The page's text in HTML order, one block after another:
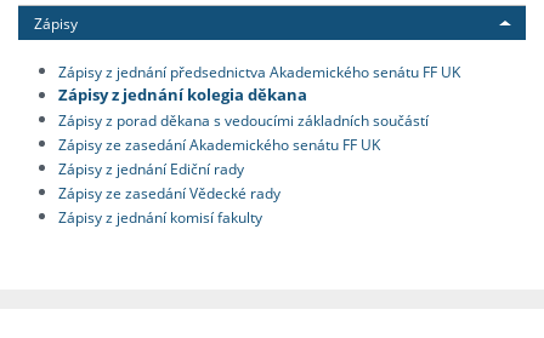
Zápisy
Zápisy z jednání předsednictva Akademického senátu FF UK
Zápisy z jednání kolegia děkana
Zápisy z porad děkana s vedoucími základních součástí
Zápisy ze zasedání Akademického senátu FF UK
Zápisy z jednání Ediční rady
Zápisy ze zasedání Vědecké rady
Zápisy z jednání komisí fakulty